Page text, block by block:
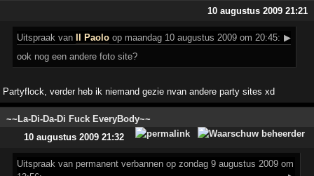
10 augustus 2009 21:21
Uitspraak van Il Paolo op maandag 10 augustus 2009 om 20:45: ▶
ook nog een andere foto site?
Partyflock, verder heb ik niemand gezie nvan andere party sites xd
~~La-Di-Da-Di Fuck EveryBody~~
10 augustus 2009 21:32
Uitspraak van permanent verbannen op zondag 9 augustus 2009 om